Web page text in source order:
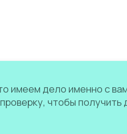
имеем дело именно с
чтобы получить